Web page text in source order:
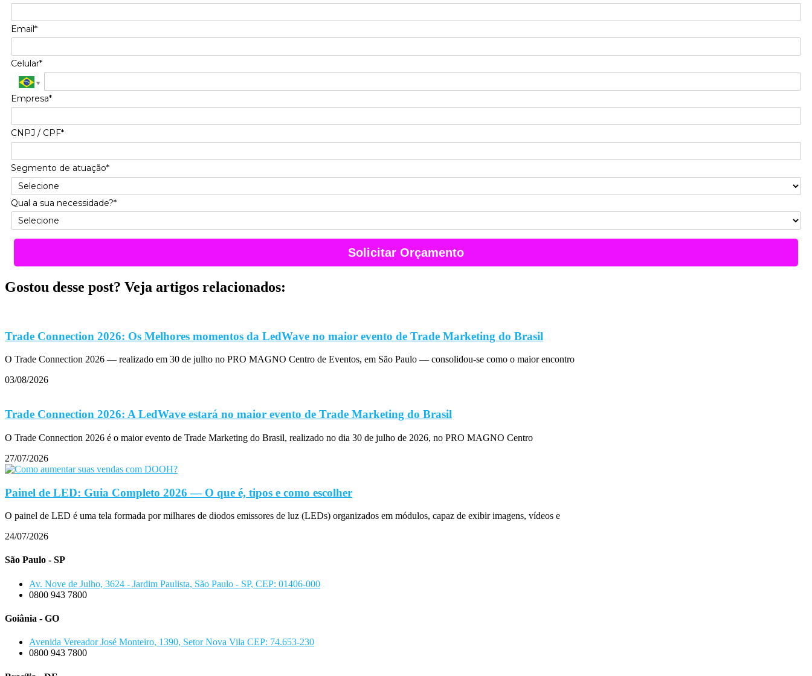
Email*
Celular*
Empresa*
CNPJ / CPF*
Segmento de atuação*
Qual a sua necessidade?*
Solicitar Orçamento
Gostou desse post? Veja artigos relacionados:
Trade Connection 2026: Os Melhores momentos da LedWave no maior evento de Trade Marketing do Brasil
O Trade Connection 2026 — realizado em 30 de julho no PRO MAGNO Centro de Eventos, em São Paulo — consolidou-se como o maior encontro
03/08/2026
Trade Connection 2026: A LedWave estará no maior evento de Trade Marketing do Brasil
O Trade Connection 2026 é o maior evento de Trade Marketing do Brasil, realizado no dia 30 de julho de 2026, no PRO MAGNO Centro
27/07/2026
Painel de LED: Guia Completo 2026 — O que é, tipos e como escolher
O painel de LED é uma tela formada por milhares de diodos emissores de luz (LEDs) organizados em módulos, capaz de exibir imagens, vídeos e
24/07/2026
São Paulo - SP
Av. Nove de Julho, 3624 - Jardim Paulista, São Paulo - SP, CEP: 01406-000
0800 943 7800
Goiânia - GO
Avenida Vereador José Monteiro, 1390, Setor Nova Vila CEP: 74.653-230
0800 943 7800